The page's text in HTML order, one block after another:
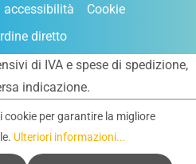
accessibilità
Cookie
diretto
di IVA e spese di spedizione,
indicazione.
cookie per garantire la migliore
Ulteriori informazioni...